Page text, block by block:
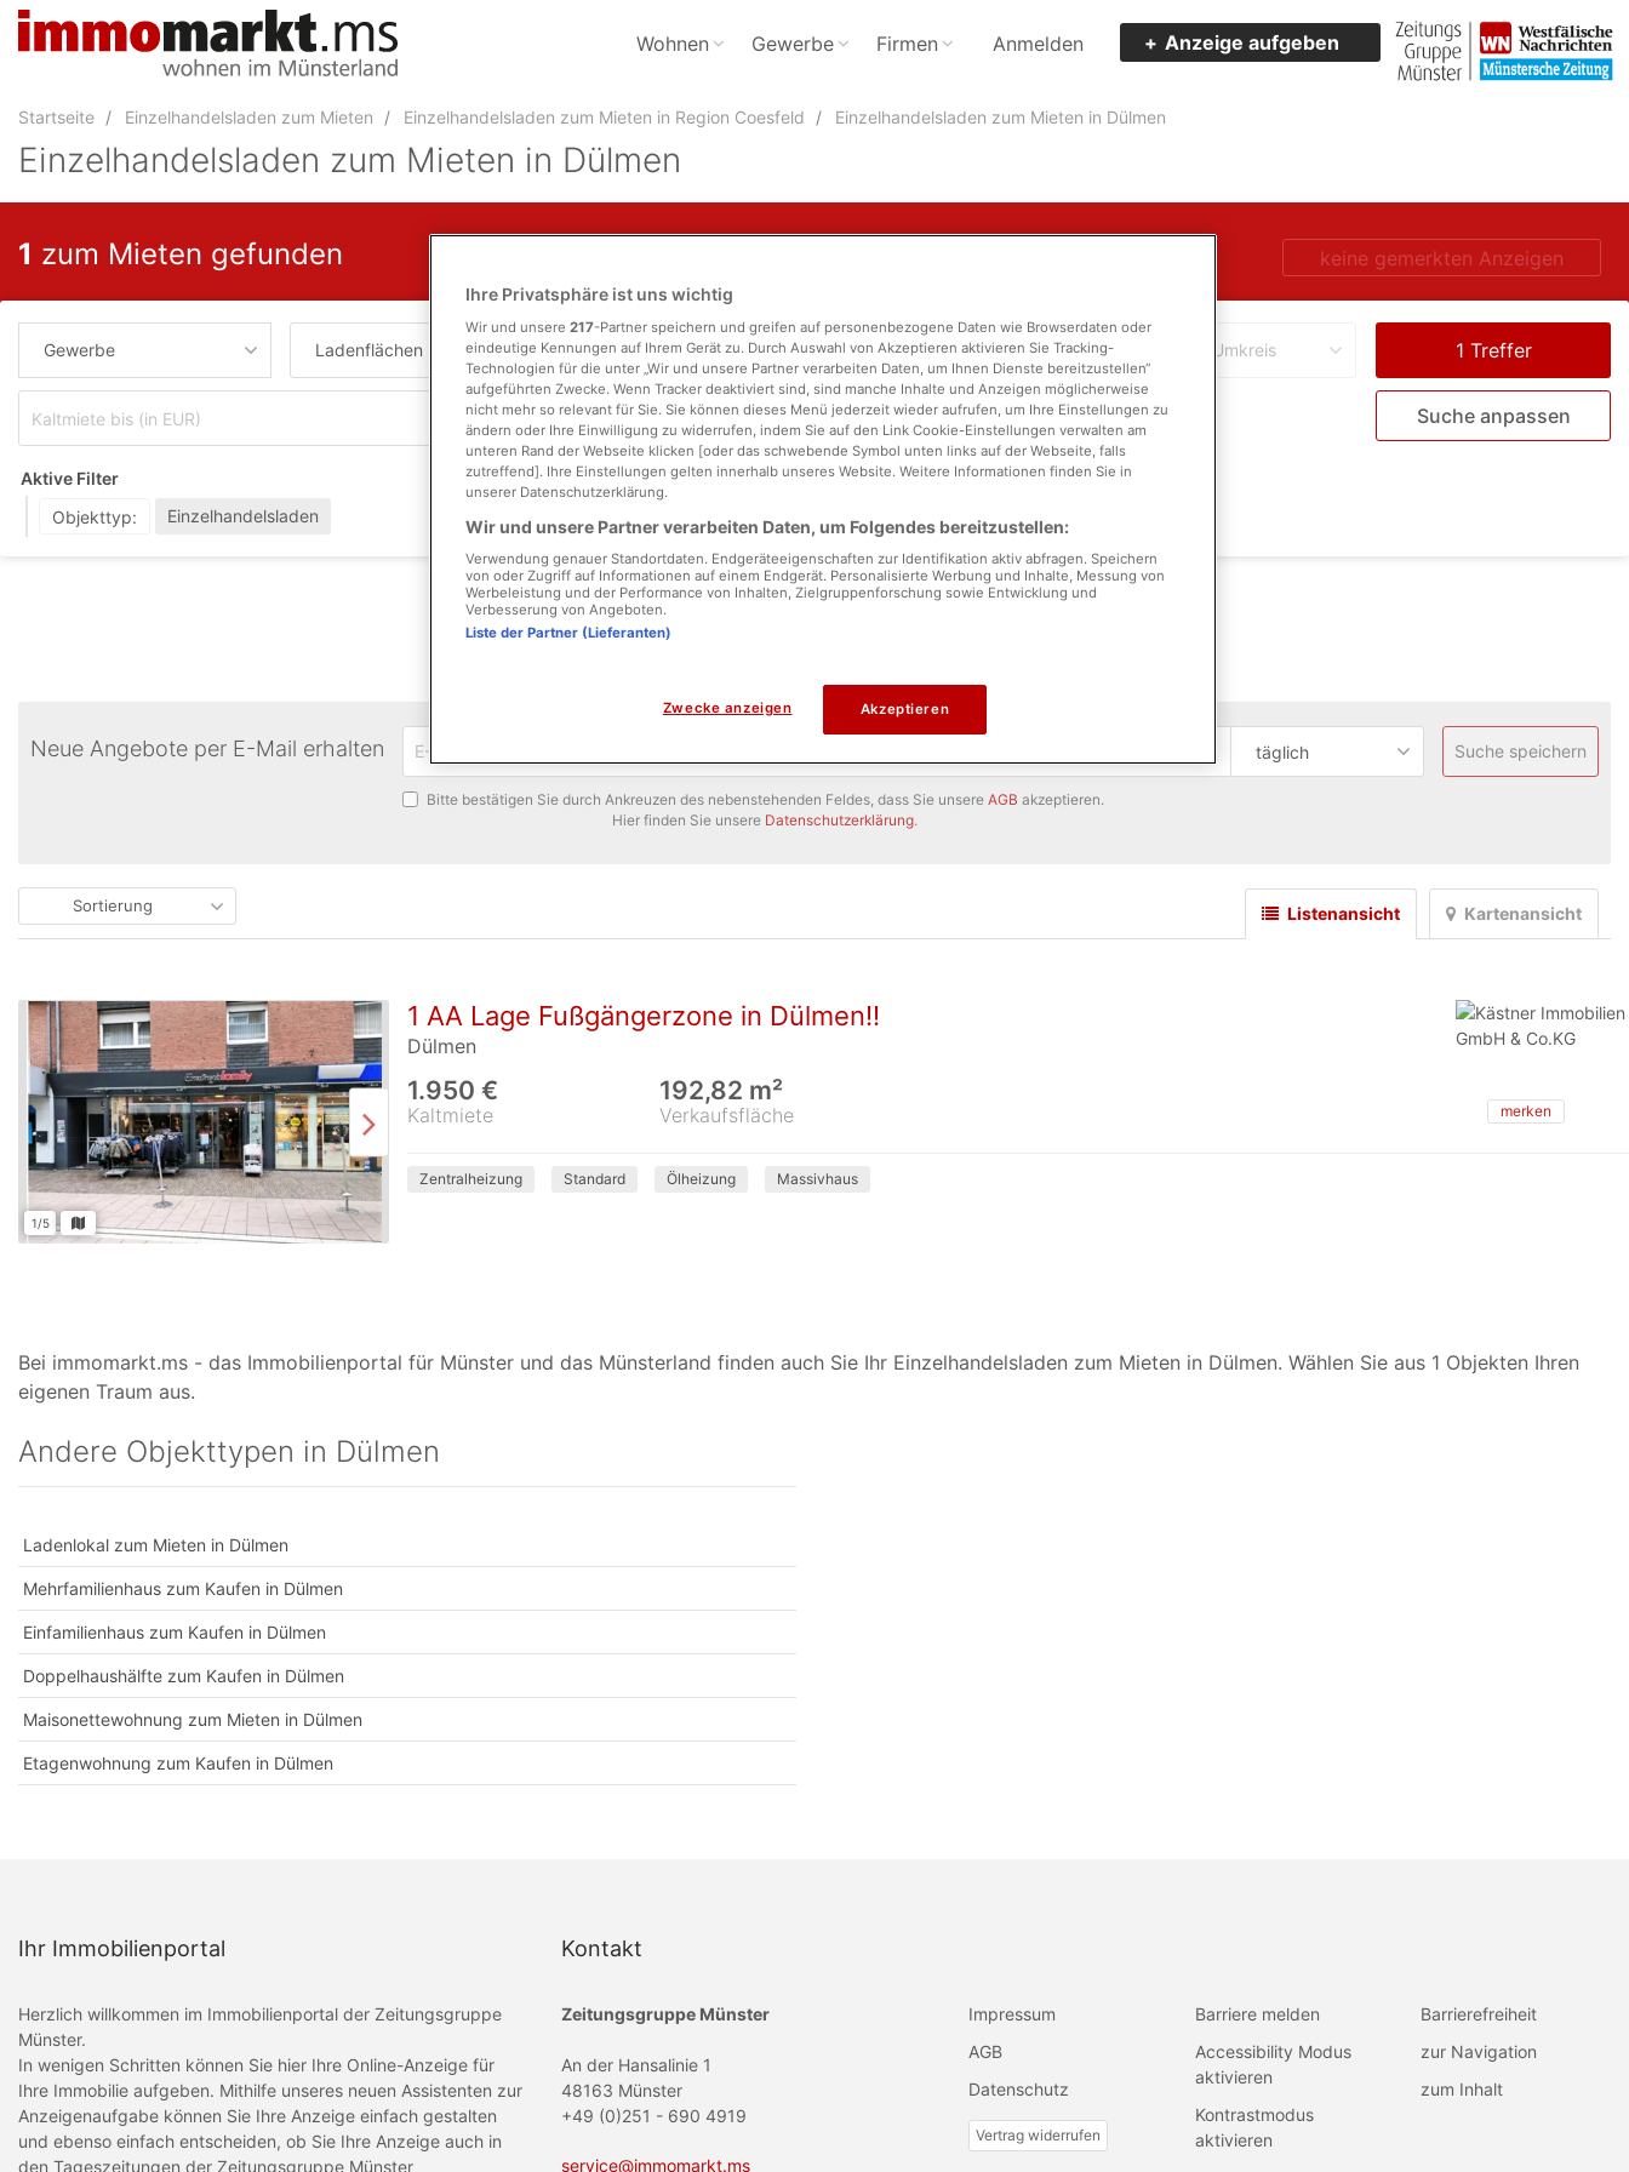
Accessibility
Navigation
zum
Inhalt
der
Wohnen Gewerbe Firmen Anmelden Anzeige aufgeben
Startseite Einzelhandelsladen zum Mieten Einzelhandelsladen zum Mieten in Region Coesfeld Einzelhandelsladen zum Mieten in Dülmen
Einzelhandelsladen zum Mieten in Dülmen
keine gemerkten Anzeigen
1 zum Mieten gefunden
Gewerbe Ladenflächen mieten Stadtteil Umkreis
Zimmer Suche anpassen
Aktive Filter
Objekttyp:
Einzelhandelsladen
Neue Angebote per E-Mail erhalten täglich Suche speichern
Bitte bestätigen Sie durch Ankreuzen des nebenstehenden Feldes, dass Sie unsere AGB akzeptieren.
Hier finden Sie unsere Datenschutzerklärung.
Sortierung Kartenansicht
Listenansicht
1/5
1 AA Lage Fußgängerzone in Dülmen!!
Dülmen
Kaltmiete
1.950 €
Verkaufsfläche
192,82 m²
merken
Zentralheizung Standard Ölheizung Massivhaus
Bei immomarkt.ms - das Immobilienportal für Münster und das Münsterland finden auch Sie Ihr Einzelhandelsladen zum Mieten in Dülmen. Wählen Sie aus 1 Objekten Ihren
eigenen Traum aus.
Andere Objekttypen in Dülmen
Ladenlokal zum Mieten in Dülmen
Mehrfamilienhaus zum Kaufen in Dülmen
Einfamilienhaus zum Kaufen in Dülmen
Doppelhaushälfte zum Kaufen in Dülmen
Maisonettewohnung zum Mieten in Dülmen
Etagenwohnung zum Kaufen in Dülmen
Ihr Immobilienportal
Herzlich willkommen im Immobilienportal der Zeitungsgruppe
Münster.
In wenigen Schritten können Sie hier Ihre Online-Anzeige für
Ihre Immobilie aufgeben. Mithilfe unseres neuen Assistenten zur
Anzeigenaufgabe können Sie Ihre Anzeige einfach gestalten
und ebenso einfach entscheiden, ob Sie Ihre Anzeige auch in
den Tageszeitungen der Zeitungsgruppe Münster
Kontakt
Zeitungsgruppe Münster
An der Hansalinie 1
48163 Münster
+49 (0)251 - 690 4919
service@immomarkt.ms
Impressum
AGB
Datenschutz
Vertrag widerrufen
Barriere melden
Accessibility Modus
aktivieren
Kontrastmodus
aktivieren
Barrierefreiheit
zur Navigation
zum Inhalt
Ihre Privatsphäre ist uns wichtig
Wir und unsere 217-Partner speichern und greifen auf personenbezogene Daten wie Browserdaten oder
eindeutige Kennungen auf Ihrem Gerät zu. Durch Auswahl von Akzeptieren aktivieren Sie Tracking-
Technologien für die unter „Wir und unsere Partner verarbeiten Daten, um Ihnen Dienste bereitzustellen“
aufgeführten Zwecke. Wenn Tracker deaktiviert sind, sind manche Inhalte und Anzeigen möglicherweise
nicht mehr so relevant für Sie. Sie können dieses Menü jederzeit wieder aufrufen, um Ihre Einstellungen zu
ändern oder Ihre Einwilligung zu widerrufen, indem Sie auf den Link Cookie-Einstellungen verwalten am
unteren Rand der Webseite klicken [oder das schwebende Symbol unten links auf der Webseite, falls
zutreffend]. Ihre Einstellungen gelten innerhalb unseres Website. Weitere Informationen finden Sie in
unserer Datenschutzerklärung.
Wir und unsere Partner verarbeiten Daten, um Folgendes bereitzustellen:
Verwendung genauer Standortdaten. Endgeräteeigenschaften zur Identifikation aktiv abfragen. Speichern
von oder Zugriff auf Informationen auf einem Endgerät. Personalisierte Werbung und Inhalte, Messung von
Werbeleistung und der Performance von Inhalten, Zielgruppenforschung sowie Entwicklung und
Verbesserung von Angeboten.
Liste der Partner (Lieferanten)
Zwecke anzeigen Akzeptieren